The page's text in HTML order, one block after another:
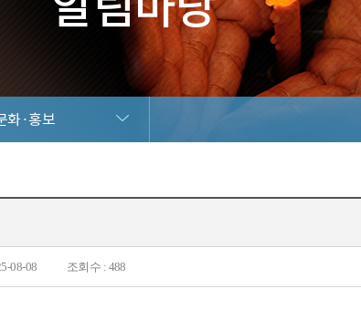
화·홍보
08-08 조회수 : 488